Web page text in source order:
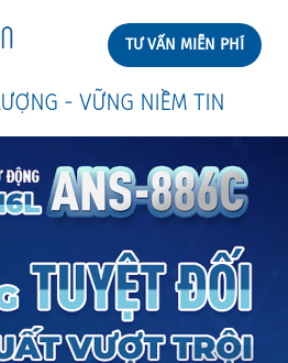
- VỮNG NIỀM TIN
TƯ VẤN MIỄN PHÍ